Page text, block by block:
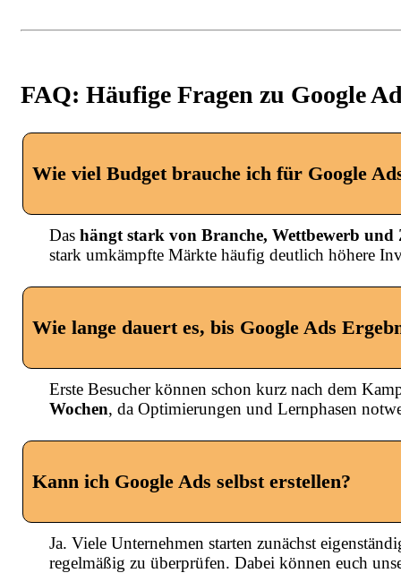
FAQ: Häufige Fragen zu Google
Wie viel Budget brauche ich für Google
Das hängt stark von Branche, Wettbewerb und
stark umkämpfte Märkte häufig deutlich höhere
Wie lange dauert es, bis Google Ads
Erste Besucher können schon kurz nach dem
Wochen, da Optimierungen und Lernphasen
Kann ich Google Ads selbst erstellen?
Ja. Viele Unternehmen starten zunächst
regelmäßig zu überprüfen. Dabei können euch